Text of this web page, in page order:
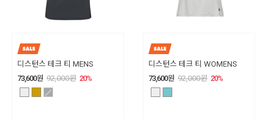
디스턴스 테크 티 MENS
73,600원 92,000원 20%
디스턴스 테크 티 WOMENS
73,600원 92,000원 20%